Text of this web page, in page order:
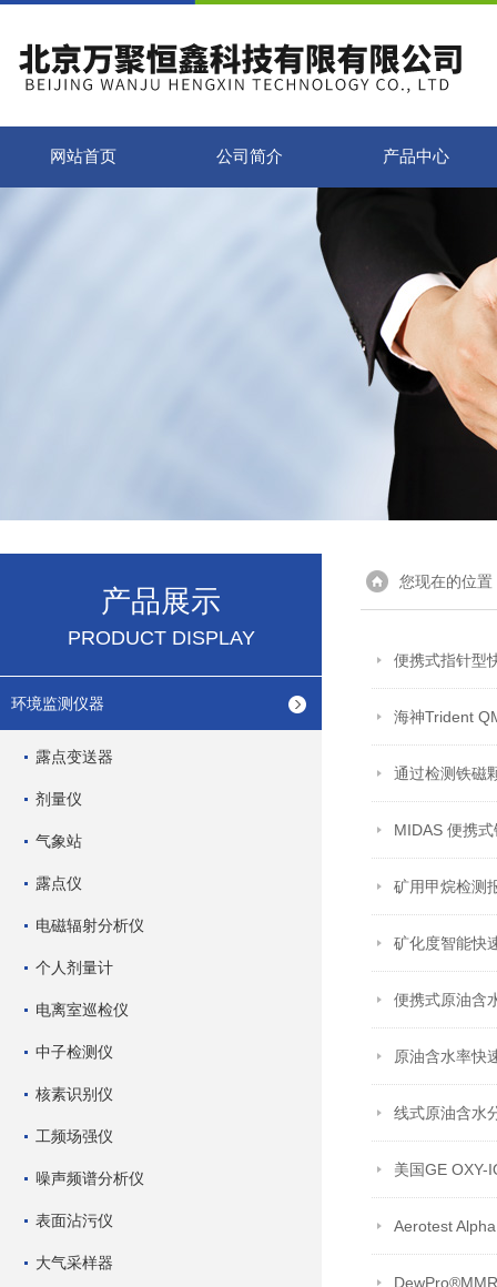
网站首页 公司简介 产品中心
产品展示
PRODUCT DISPLAY
环境监测仪器
露点变送器
剂量仪
气象站
露点仪
电磁辐射分析仪
个人剂量计
电离室巡检仪
中子检测仪
核素识别仪
工频场强仪
噪声频谱分析仪
表面沾污仪
大气采样器
您现在的位置
便携式指针型
海神Trident
通过检测铁磁
MIDAS 便携
矿用甲烷检测
矿化度智能快
便携式原油含
原油含水率快
线式原油含水
美国GE OXY-
Aerotest